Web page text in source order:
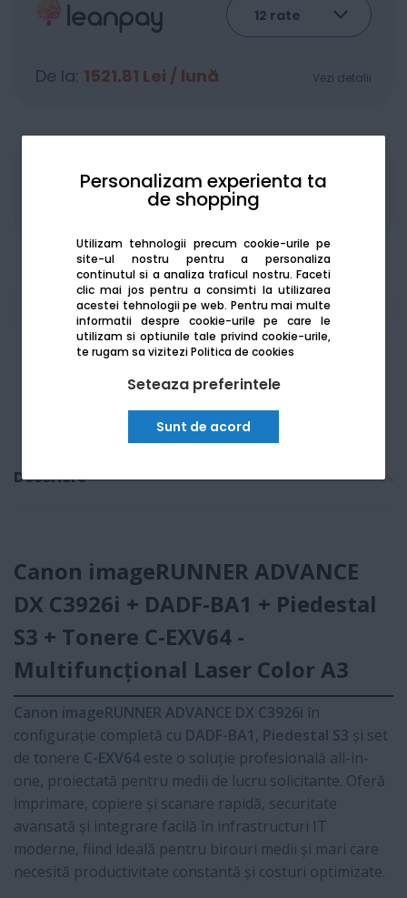
Personalizam experienta ta
de shopping
Utilizam tehnologii precum cookie-urile pe
site-ul nostru pentru a personaliza
continutul si a analiza traficul nostru. Faceti
clic mai jos pentru a consimti la utilizarea
acestei tehnologii pe web. Pentru mai multe
informatii despre cookie-urile pe care le
utilizam si optiunile tale privind cookie-urile,
te rugam sa viziteziPolitica de cookies
Seteaza preferintele
Sunt de acord
De la: 1521.81 Lei / lună Vezi detalii
Produsele sunt disponibile pe platforma de
achizitii publiceSEAP/SICAP
Am nevoie de ajutor
Descriere
Canon imageRUNNER ADVANCE
DX C3926i + DADF-BA1 + Piedestal
S3 + Tonere C-EXV64 -
Multifuncțional Laser Color A3
Canon imageRUNNER ADVANCE DX C3926i în
configurație completă cu DADF-BA1, Piedestal S3 și set
de tonere C-EXV64este o soluție profesională all-in-
one, proiectată pentru medii de lucru solicitante. Oferă
imprimare, copiere și scanare rapidă, securitate
avansată și integrare facilă în infrastructuri IT
moderne, fiind ideală pentru birouri medii și mari care
necesită productivitate constantă și costuri optimizate.